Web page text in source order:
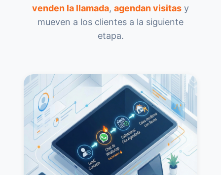
venden la llamada, agendan visitas y
mueven a los clientes a la siguiente
etapa.